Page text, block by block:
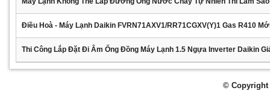
Điều Hoà - Máy Lạnh Daikin FVRN71AXV1/RR71CGXV(Y)1 Gas R410
Thi Công Lắp Đặt Đi Âm Ống Đồng Máy Lạnh 1.5 Ngựa Inverter Daikin
© Copyright